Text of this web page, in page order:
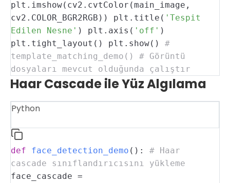
plt.imshow(cv2.cvtColor(main_image,
cv2.COLOR_BGR2RGB))
plt.title( 'Tespit
Edilen Nesne' ) plt.axis( 'off' )
plt.tight_layout()
plt.show()
#
template_matching_demo() # Görüntü
dosyaları mevcut olduğunda çalıştır
Haar Cascade ile Yüz Algılama
Python
def face_detection_demo ():
# Haar
cascade sınıflandırıcısını yükleme
face_cascade =